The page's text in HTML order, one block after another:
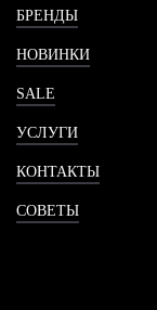
БРЕНДЫ
НОВИНКИ
SALE
УСЛУГИ
КОНТАКТЫ
СОВЕТЫ